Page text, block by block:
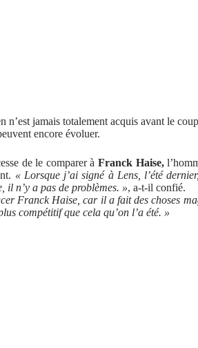
n’est jamais totalement acquis avant le
encore évoluer.
de le comparer à Franck Haise,
« Lorsque j’ai signé à Lens, l’été
il n’y a pas de problèmes. », a-t-il confié.
Franck Haise, car il a fait des choses
compétitif que cela qu’on l’a été. »